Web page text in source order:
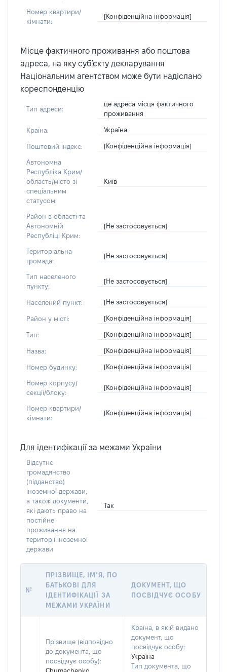
Номер квартири/
кімнати:
[Конфіденційна інформація]
Місце фактичного проживання або поштова
адреса, на яку суб’єкту декларування
Національним агентством може бути надіслано
кореспонденцію
Тип адреси:
це адреса місця фактичного
проживання
Країна: Україна
Поштовий індекс: [Конфіденційна інформація]
Автономна
Республіка Крим/
область/місто зі
спеціальним
статусом:
Київ
Район в області та
Автономній
Республіці Крим:
[Не застосовується]
Територіальна
громада:
[Не застосовується]
Тип населеного
пункту:
[Не застосовується]
Населений пункт: [Не застосовується]
Район у місті: [Конфіденційна інформація]
Тип: [Конфіденційна інформація]
Назва: [Конфіденційна інформація]
Номер будинку: [Конфіденційна інформація]
Номер корпусу/
секції/блоку:
[Конфіденційна інформація]
Номер квартири/
кімнати:
[Конфіденційна інформація]
Для ідентифікації за межами України
Відсутнє
громадянство
(підданство)
іноземної держави,
а також документи,
які дають право на
постійне
проживання на
території іноземної
держави
Так
№
ПРІЗВИЩЕ, ІМ’Я, ПО
БАТЬКОВІ ДЛЯ
ІДЕНТИФІКАЦІЇ ЗА
МЕЖАМИ УКРАЇНИ
ДОКУМЕНТ, ЩО
ПОСВІДЧУЄ ОСОБУ
Прізвище (відповідно
до документа, що
посвідчує особу):
Chumachenko
Країна, в якій видано
документ, що
посвідчує особу:
Україна
Тип документа, що